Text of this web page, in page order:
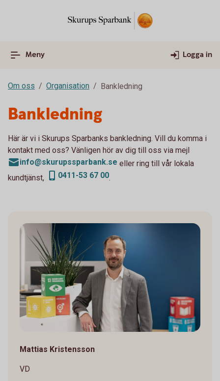
Meny Logga in
Om oss Organisation Bankledning
Bankledning
Här är vi i Skurups Sparbanks bankledning. Vill du komma i
kontakt med oss? Vänligen hör av dig till oss via mejl
info@skurupssparbank.se eller ring till vår lokala
kundtjänst,
0411-53 67 00.
Mattias Kristensson
VD